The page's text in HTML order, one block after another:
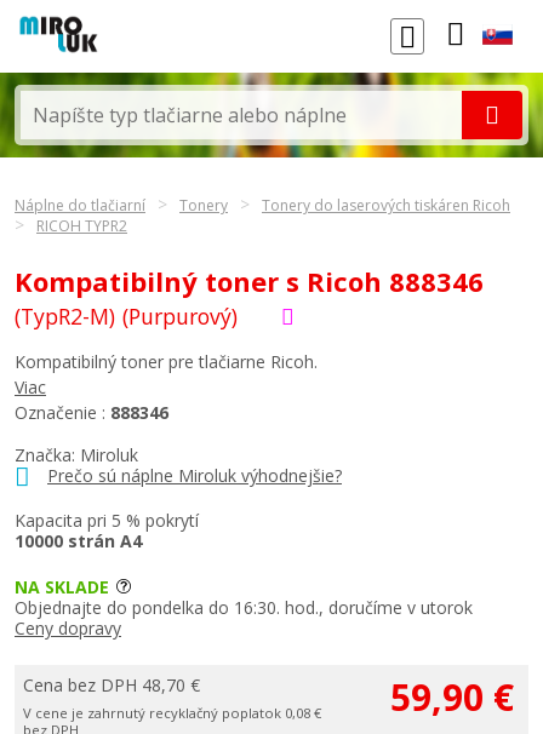
Náplne do tlačiarní Tonery
Tonery do laserových tiskáren Ricoh
RICOH TYPR2
Kompatibilný toner s Ricoh 888346
(TypR2-M) (Purpurový)
Značka: Miroluk
Prečo sú náplne Miroluk výhodnejšie?
Kapacita pri 5 % pokrytí
10000 strán A4
Kompatibilný toner pre tlačiarne Ricoh.
Viac
Označenie : 888346
NA SKLADE
Objednajte do pondelka do 16:30. hod., doručíme v utorok
Ceny dopravy
Cena bez DPH 48,70 €
V cene je zahrnutý recyklačný poplatok 0,08 €
bez DPH
59,90 €